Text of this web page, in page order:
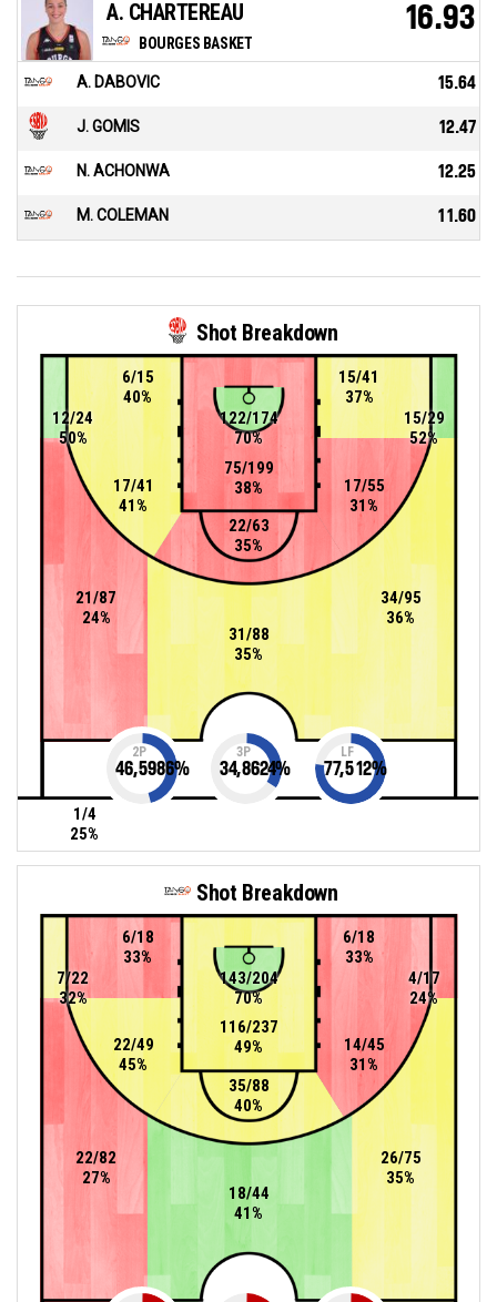
BOURGES BASKET
A. CHARTEREAU 16.93
A. DABOVIC 15.64
J. GOMIS 12.47
N. ACHONWA 12.25
M. COLEMAN 11.60
Shot Breakdown
22/63
35%
17/41
41%
6/15
40%
17/55
31%
15/41
37%
75/199
38%
122/174
70%
1/4
25%
31/88
35%
21/87
24%
12/24
50%
34/95
36%
15/29
52%
2P
46,5986%
3P
34,8624%
LF
77,512%
Shot Breakdown
35/88
40%
22/49
45%
6/18
33%
14/45
31%
6/18
33%
116/237
49%
143/204
70%
18/44
41%
22/82
27%
7/22
32%
26/75
35%
4/17
24%